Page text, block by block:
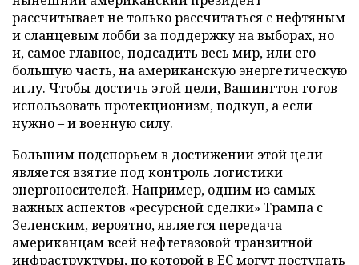
рассчитывает не только рассчитаться с нефтяным
и сланцевым лобби за поддержку на выборах, но
и, самое главное, подсадить весь мир, или его
большую часть, на американскую энергетическую
иглу. Чтобы достичь этой цели, Вашингтон готов
использовать протекционизм, подкуп, а если
нужно – и военную силу.
Большим подспорьем в достижении этой цели
является взятие под контроль логистики
энергоносителей. Например, одним из самых
важных аспектов «ресурсной сделки» Трампа с
Зеленским, вероятно, является передача
американцам всей нефтегазовой транзитной
инфраструктуры, по которой в ЕС могут поступать